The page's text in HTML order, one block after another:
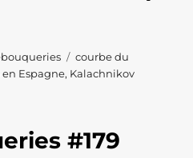
Étiquettes
courbe du
en Espagne, Kalachnikov
#179